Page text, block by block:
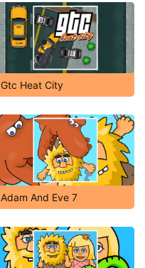
Gtc Heat City
Adam And Eve 7